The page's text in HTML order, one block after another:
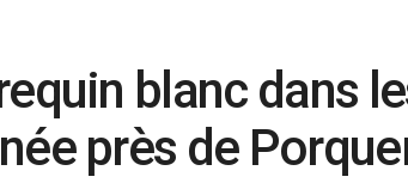
blanc dans
près de